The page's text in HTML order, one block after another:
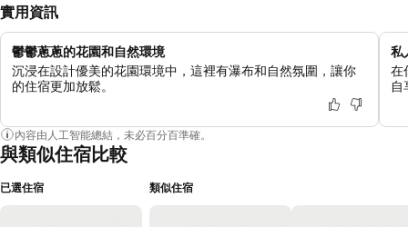
實用資訊
鬱鬱蔥蔥的花園和自然環境
沉浸在設計優美的花園環境中，這裡有瀑布和自然氛圍，讓你
的住宿更加放鬆。
私
在
自
內容由人工智能總結，未必百分百準確。
與類似住宿比較
已選住宿 類似住宿